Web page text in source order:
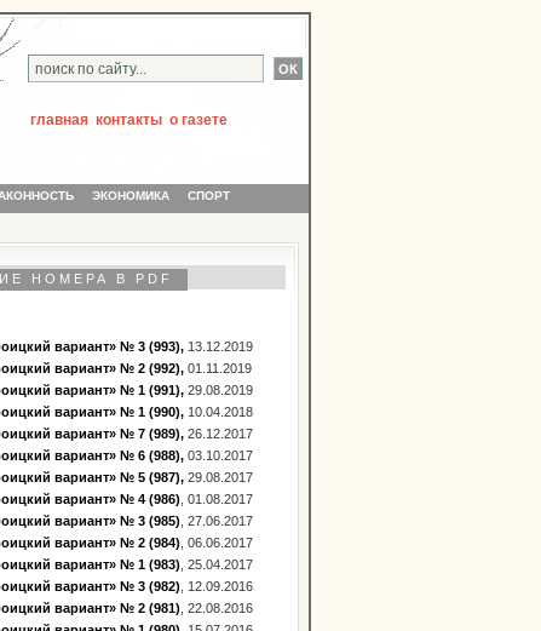
главная контакты о газете
ЭКОНОМИКА
СПОРТ
НОМЕРА В PDF
вариант» № 3 (993), 13.12.2019
вариант» № 2 (992), 01.11.2019
вариант» № 1 (991), 29.08.2019
вариант» № 1 (990), 10.04.2018
вариант» № 7 (989), 26.12.2017
вариант» № 6 (988), 03.10.2017
вариант» № 5 (987), 29.08.2017
вариант» № 4 (986) , 01.08.2017
вариант» № 3 (985) , 27.06.2017
вариант» № 2 (984) , 06.06.2017
вариант» № 1 (983) , 25.04.2017
вариант» № 3 (982) , 12.09.2016
вариант» № 2 (981) , 22.08.2016